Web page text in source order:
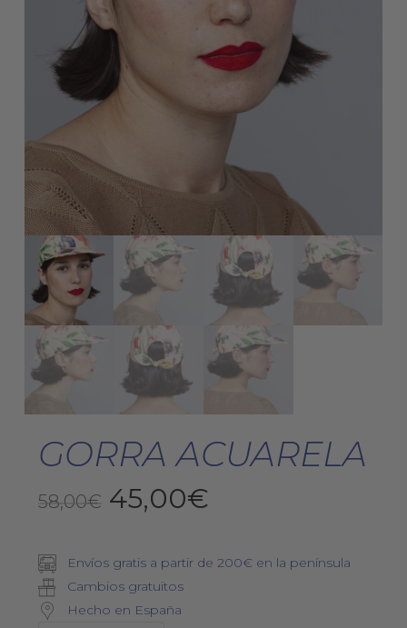
GORRA ACUARELA
58,00€ El
original
era:
58,00€.
45,00€
actual
Envíos gratis a partir de 200€ en la península
Cambios gratuitos
Hecho en España